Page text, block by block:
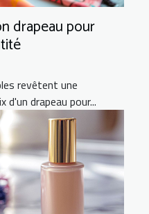
drapeau pour
revêtent une
drapeau pour...